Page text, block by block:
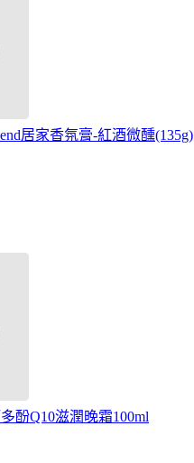
居家香氛膏-紅酒微醺(135g)
酚Q10滋潤晚霜100ml